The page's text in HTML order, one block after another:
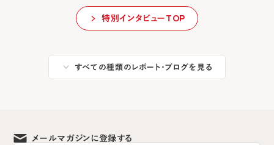
特別インタビューTOP
すべての種類のレポート・ブログを見る
メールマガジンに登録する